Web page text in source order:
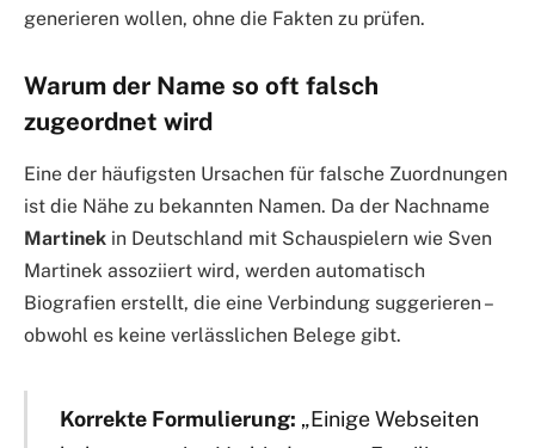
generieren wollen, ohne die Fakten zu prüfen.
Warum der Name so oft falsch
zugeordnet wird
Eine der häufigsten Ursachen für falsche Zuordnungen
ist die Nähe zu bekannten Namen. Da der Nachname
Martinek in Deutschland mit Schauspielern wie Sven
Martinek assoziiert wird, werden automatisch
Biografien erstellt, die eine Verbindung suggerieren –
obwohl es keine verlässlichen Belege gibt.
Korrekte Formulierung: „Einige Webseiten